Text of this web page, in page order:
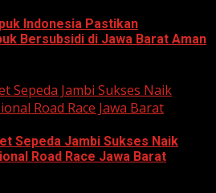
Indonesia Pastikan
Bersubsidi di Jawa Barat Aman
Sepeda Jambi Sukses Naik
Road Race Jawa Barat
Sepeda Jambi Sukses Naik
Road Race Jawa Barat